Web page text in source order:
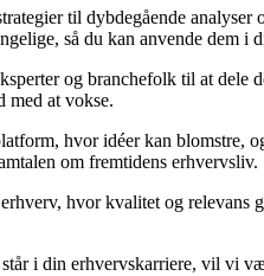
til dybdegående
så du kan anvende dem i
og branchefolk til at dele
med at vokse.
hvor idéer kan
om fremtidens erhvervsliv.
hvor kvalitet og
i din erhvervskarriere, vil vi